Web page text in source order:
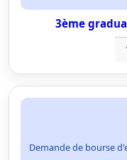
3ème
Demande de bourse